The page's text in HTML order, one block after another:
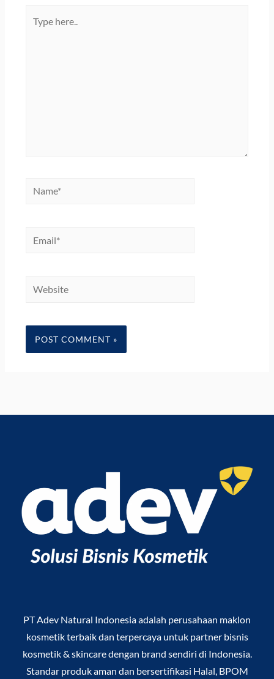
here..
Name*
Email*
Website
PT Adev Natural Indonesiaadalah perusahaan maklon
kosmetik terbaik dan terpercaya untuk partner bisnis
kosmetik & skincare dengan brand sendiri di Indonesia.
Standar produk aman dan bersertifikasi Halal, BPOM